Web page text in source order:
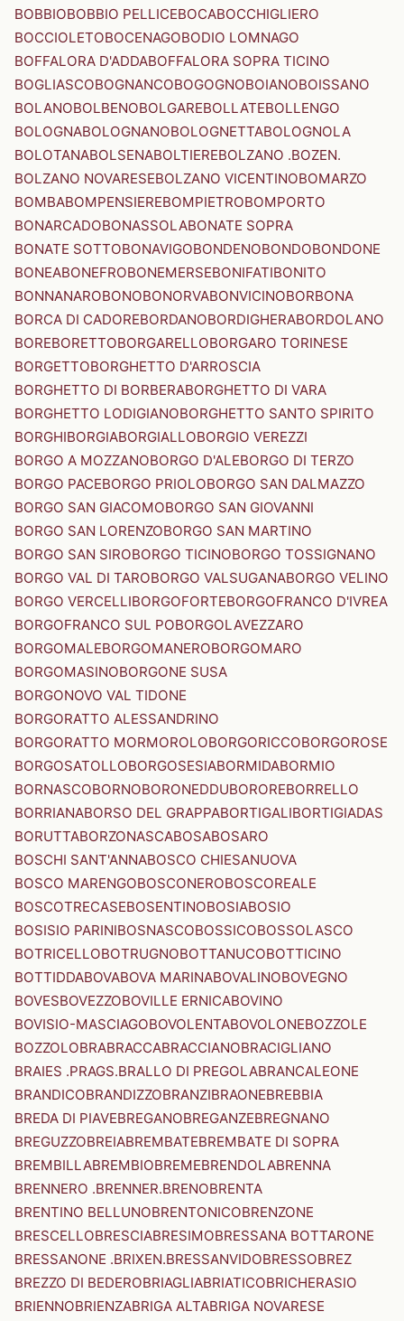
BOBBIOBOBBIO PELLICEBOCABOCCHIGLIERO
BOCCIOLETOBOCENAGOBODIO LOMNAGO
BOFFALORA D'ADDABOFFALORA SOPRA TICINO
BOGLIASCOBOGNANCOBOGOGNOBOIANOBOISSANO
BOLANOBOLBENOBOLGAREBOLLATEBOLLENGO
BOLOGNABOLOGNANOBOLOGNETTABOLOGNOLA
BOLOTANABOLSENABOLTIEREBOLZANO .BOZEN.
BOLZANO NOVARESEBOLZANO VICENTINOBOMARZO
BOMBABOMPENSIEREBOMPIETROBOMPORTO
BONARCADOBONASSOLABONATE SOPRA
BONATE SOTTOBONAVIGOBONDENOBONDOBONDONE
BONEABONEFROBONEMERSEBONIFATIBONITO
BONNANAROBONOBONORVABONVICINOBORBONA
BORCA DI CADOREBORDANOBORDIGHERABORDOLANO
BOREBORETTOBORGARELLOBORGARO TORINESE
BORGETTOBORGHETTO D'ARROSCIA
BORGHETTO DI BORBERABORGHETTO DI VARA
BORGHETTO LODIGIANOBORGHETTO SANTO SPIRITO
BORGHIBORGIABORGIALLOBORGIO VEREZZI
BORGO A MOZZANOBORGO D'ALEBORGO DI TERZO
BORGO PACEBORGO PRIOLOBORGO SAN DALMAZZO
BORGO SAN GIACOMOBORGO SAN GIOVANNI
BORGO SAN LORENZOBORGO SAN MARTINO
BORGO SAN SIROBORGO TICINOBORGO TOSSIGNANO
BORGO VAL DI TAROBORGO VALSUGANABORGO VELINO
BORGO VERCELLIBORGOFORTEBORGOFRANCO D'IVREA
BORGOFRANCO SUL POBORGOLAVEZZARO
BORGOMALEBORGOMANEROBORGOMARO
BORGOMASINOBORGONE SUSA
BORGONOVO VAL TIDONE
BORGORATTO ALESSANDRINO
BORGORATTO MORMOROLOBORGORICCOBORGOROSE
BORGOSATOLLOBORGOSESIABORMIDABORMIO
BORNASCOBORNOBORONEDDUBOROREBORRELLO
BORRIANABORSO DEL GRAPPABORTIGALIBORTIGIADAS
BORUTTABORZONASCABOSABOSARO
BOSCHI SANT'ANNABOSCO CHIESANUOVA
BOSCO MARENGOBOSCONEROBOSCOREALE
BOSCOTRECASEBOSENTINOBOSIABOSIO
BOSISIO PARINIBOSNASCOBOSSICOBOSSOLASCO
BOTRICELLOBOTRUGNOBOTTANUCOBOTTICINO
BOTTIDDABOVABOVA MARINABOVALINOBOVEGNO
BOVESBOVEZZOBOVILLE ERNICABOVINO
BOVISIO-MASCIAGOBOVOLENTABOVOLONEBOZZOLE
BOZZOLOBRABRACCABRACCIANOBRACIGLIANO
BRAIES .PRAGS.BRALLO DI PREGOLABRANCALEONE
BRANDICOBRANDIZZOBRANZIBRAONEBREBBIA
BREDA DI PIAVEBREGANOBREGANZEBREGNANO
BREGUZZOBREIABREMBATEBREMBATE DI SOPRA
BREMBILLABREMBIOBREMEBRENDOLABRENNA
BRENNERO .BRENNER.BRENOBRENTA
BRENTINO BELLUNOBRENTONICOBRENZONE
BRESCELLOBRESCIABRESIMOBRESSANA BOTTARONE
BRESSANONE .BRIXEN.BRESSANVIDOBRESSOBREZ
BREZZO DI BEDEROBRIAGLIABRIATICOBRICHERASIO
BRIENNOBRIENZABRIGA ALTABRIGA NOVARESE